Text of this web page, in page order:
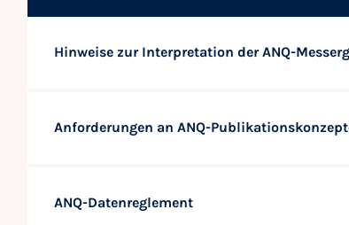
Hinweise zur Interpretation der ANQ-
Anforderungen an ANQ-
ANQ-Datenreglement